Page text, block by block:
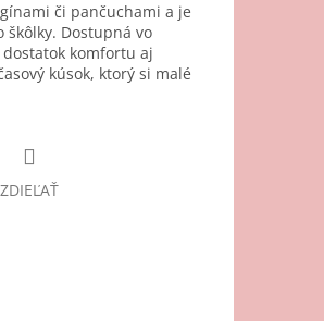
či pančuchami a je
Dostupná vo
komfortu aj
kúsok, ktorý si malé
ZDIEĽAŤ